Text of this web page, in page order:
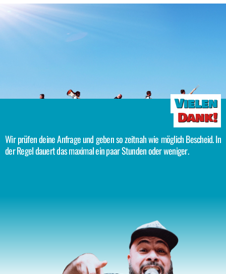
Vielen
Dank!
Wir prüfen deine Anfrage und geben so zeitnah wie möglich Bescheid. In
der Regel dauert das maximal ein paar Stunden oder weniger.